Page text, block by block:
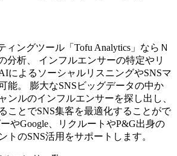
ィングツール「Tofu Analytics」ならＮ
分析、 インフルエンサーの特定やリ
によるソーシャルリスニングやSNSマ
能。 膨大なSNSビッグデータの中か
ンルのインフルエンサーを探し出し、
ことでSNS集客を最適化することがで
やGoogle、リクルートやP&G出身の
トのSNS活用をサポートします。